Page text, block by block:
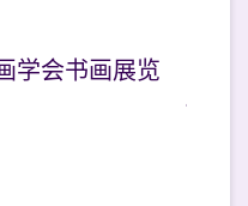
学会书画展览